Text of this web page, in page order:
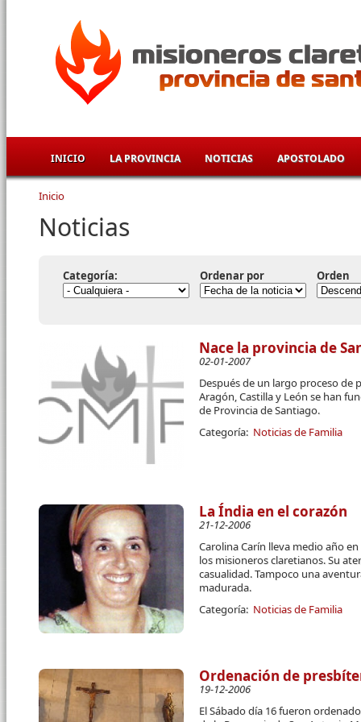
INICIO LA PROVINCIA NOTICIAS APOSTOLADO
Se encuentra usted aquí
Inicio
Noticias
Categoría: Ordenar por Orden
Nace la provincia de
02-01-2007
Después de un largo proceso de
Aragón, Castilla y León se han
de Provincia de Santiago.
Categoría: Noticias de Familia
La Índia en el corazón
21-12-2006
Carolina Carín lleva medio año
los misioneros claretianos. Su
casualidad. Tampoco una
madurada.
Categoría: Noticias de Familia
Ordenación de
19-12-2006
El Sábado día 16 fueron